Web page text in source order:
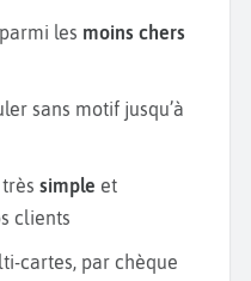
les moins chers
sans motif jusqu’à
simple et
clients
cartes, par chèque